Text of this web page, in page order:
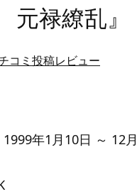
禄繚乱』
コミ投稿レビュー
年1月10日 ～ 12